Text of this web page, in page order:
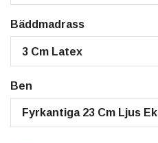
Bäddmadrass
3 Cm Latex
Ben
Fyrkantiga 23 Cm Ljus Ek